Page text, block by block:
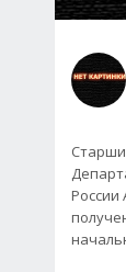
России